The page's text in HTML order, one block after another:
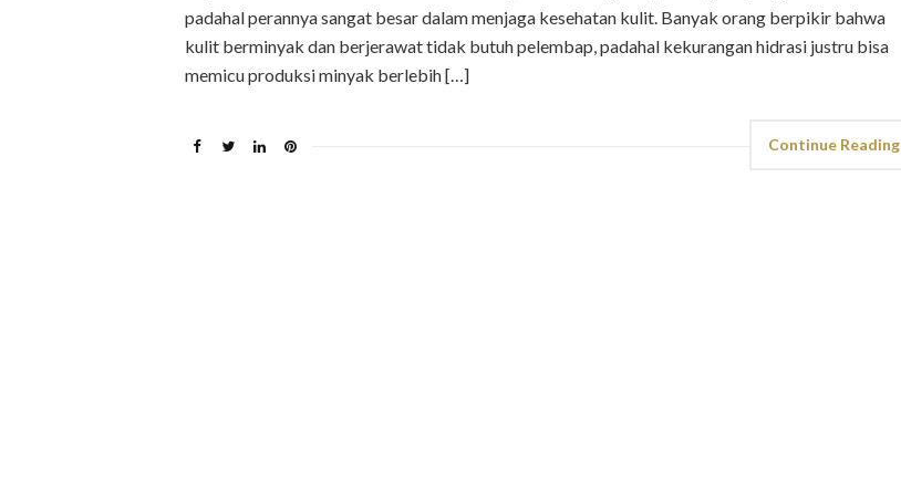
padahal perannya sangat besar dalam menjaga kesehatan kulit. Banyak orang berpikir bahwa
kulit berminyak dan berjerawat tidak butuh pelembap, padahal kekurangan hidrasi justru bisa
memicu produksi minyak berlebih […]
Continue Reading